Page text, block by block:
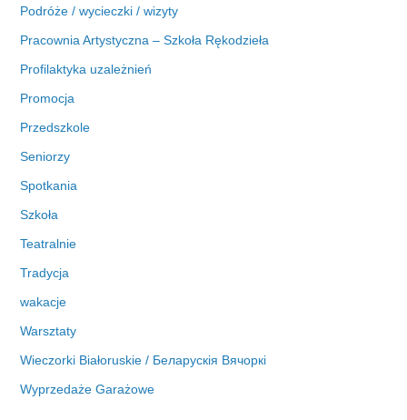
Podróże / wycieczki / wizyty
Pracownia Artystyczna – Szkoła Rękodzieła
Profilaktyka uzależnień
Promocja
Przedszkole
Seniorzy
Spotkania
Szkoła
Teatralnie
Tradycja
wakacje
Warsztaty
Wieczorki Białoruskie / Беларускія Вячоркі
Wyprzedaże Garażowe